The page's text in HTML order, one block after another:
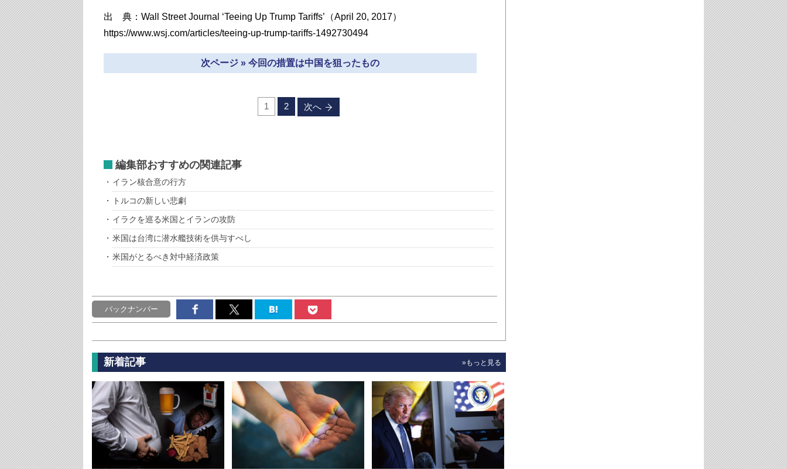
出 典：Wall Street Journal ‘Teeing Up Trump Tariffs’（April 20, 2017）
https://www.wsj.com/articles/teeing-up-trump-tariffs-1492730494
次ページ » 今回の措置は中国を狙ったもの
1 2 次へ
編集部おすすめの関連記事
イラン核合意の行方
トルコの新しい悲劇
イラクを巡る米国とイランの攻防
米国は台湾に潜水艦技術を供与すべし
米国がとるべき対中経済政策
バックナンバー
新着記事 »もっと見る